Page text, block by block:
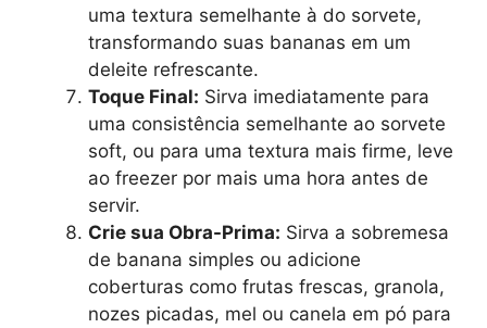
uma textura semelhante à do sorvete,
transformando suas bananas em um
deleite refrescante.
Toque Final: Sirva imediatamente para
uma consistência semelhante ao sorvete
soft, ou para uma textura mais firme, leve
ao freezer por mais uma hora antes de
servir.
Crie sua Obra-Prima: Sirva a sobremesa
de banana simples ou adicione
coberturas como frutas frescas, granola,
nozes picadas, mel ou canela em pó para